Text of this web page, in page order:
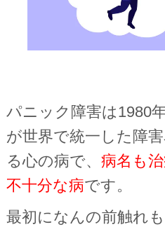
パニック障害は1980
が世界で統一した障害
る心の病で、 病名も
不十分な病です。
最初になんの前触れ